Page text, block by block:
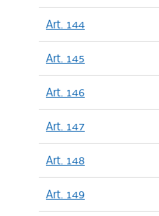
Art. 144
Art. 145
Art. 146
Art. 147
Art. 148
Art. 149